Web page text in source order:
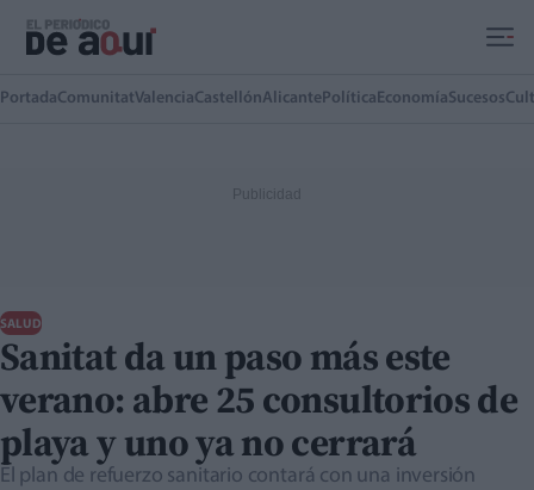
PortadaComunitatValenciaCastellónAlicante Política EconomíaSucesos
SALUD
Sanitat da un paso más este
verano: abre 25 consultorios de
playa y uno ya no cerrará
El plan de refuerzo sanitario contará con una inversión